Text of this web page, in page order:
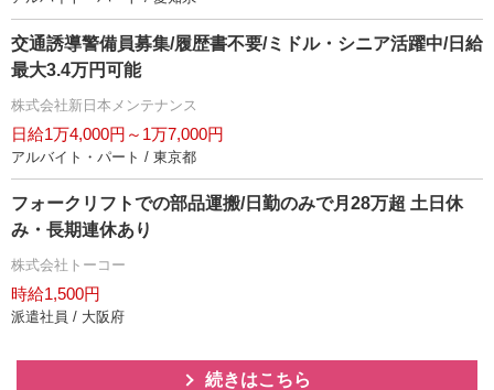
交通誘導警備員募集/履歴書不要/ミドル・シニア活躍中/日給
最大3.4万円可能
株式会社新日本メンテナンス
日給1万4,000円～1万7,000円
アルバイト・パート / 東京都
フォークリフトでの部品運搬/日勤のみで月28万超 土日休
み・長期連休あり
株式会社トーコー
時給1,500円
派遣社員 / 大阪府
続きはこちら